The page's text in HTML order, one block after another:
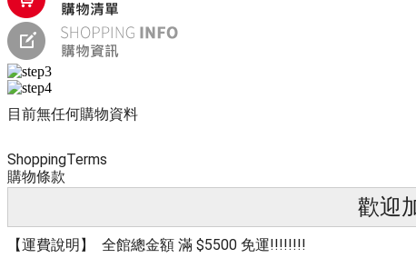
目前無任何購物資料
ShoppingTerms
購物條款
歡迎
【運費說明】 全館總金額 滿 $5500 免運!!!!!!!!